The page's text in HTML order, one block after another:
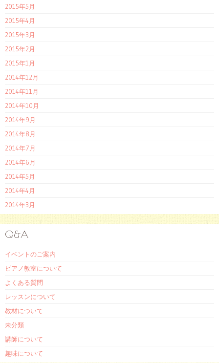
2015年5月
2015年4月
2015年3月
2015年2月
2015年1月
2014年12月
2014年11月
2014年10月
2014年9月
2014年8月
2014年7月
2014年6月
2014年5月
2014年4月
2014年3月
Q&A
イベントのご案内
ピアノ教室について
よくある質問
レッスンについて
教材について
未分類
講師について
趣味について